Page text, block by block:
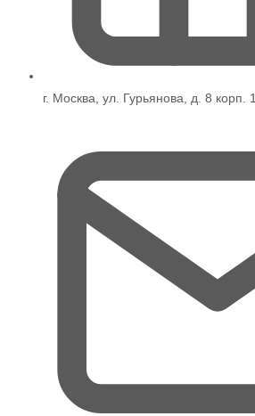
г. Москва, ул. Гурьянова, д. 8 корп. 1